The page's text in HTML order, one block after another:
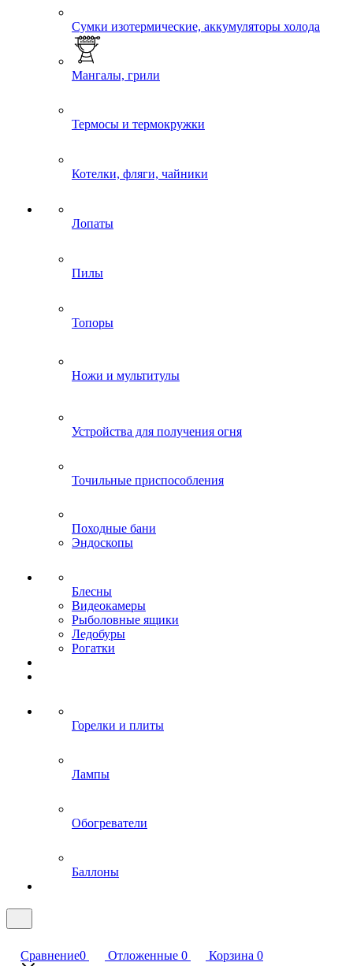
Сумки изотермические, аккумуляторы холода
Мангалы, грили
Термосы и термокружки
Котелки, фляги, чайники
Лопаты
Пилы
Топоры
Ножи и мультитулы
Устройства для получения огня
Точильные приспособления
Походные бани
Эндоскопы
Блесны
Видеокамеры
Рыболовные ящики
Ледобуры
Рогатки
Горелки и плиты
Лампы
Обогреватели
Баллоны
Сравнение0 Отложенные 0 Корзина 0